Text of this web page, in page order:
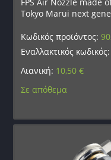
FPS Air Nozzle made
Tokyo Marui next
Κωδικός προϊόντος:
Εναλλακτικός κωδικός:
Λιανική: 10,50€
Σε απόθεμα